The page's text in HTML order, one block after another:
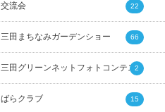
交流会 22
三田まちなみガーデンショー 66
三田グリーンネットフォトコンテスト
2
ばらクラブ 15